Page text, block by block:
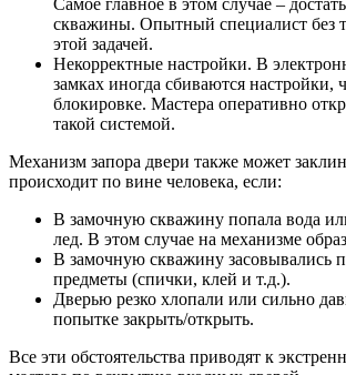
скважины. Опытный специалист без
этой задачей.
Некорректные настройки. В
замках иногда сбиваются настройки,
блокировке. Мастера оперативно
такой системой.
Механизм запора двери также может
происходит по вине человека, если:
В замочную скважину попала вода
лед. В этом случае на механизме
В замочную скважину засовывались
предметы (спички, клей и т.д.).
Дверью резко хлопали или сильно
попытке закрыть/открыть.
Все эти обстоятельства приводят к